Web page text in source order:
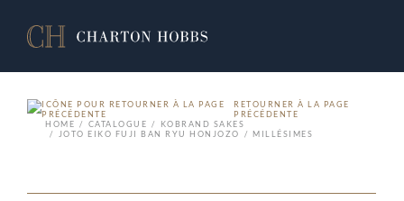
RETOURNER À LA PAGE
PRÉCÉDENTE
HOME
CATALOGUE
KOBRAND SAKES
JOTO EIKO FUJI BAN RYU HONJOZO
MILLÉSIMES